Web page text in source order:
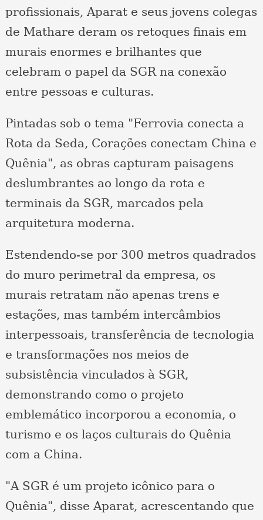
profissionais, Aparat e seus jovens colegas
de Mathare deram os retoques finais em
murais enormes e brilhantes que
celebram o papel da SGR na conexão
entre pessoas e culturas.
Pintadas sob o tema "Ferrovia conecta a
Rota da Seda, Corações conectam China e
Quênia", as obras capturam paisagens
deslumbrantes ao longo da rota e
terminais da SGR, marcados pela
arquitetura moderna.
Estendendo-se por 300 metros quadrados
do muro perimetral da empresa, os
murais retratam não apenas trens e
estações, mas também intercâmbios
interpessoais, transferência de tecnologia
e transformações nos meios de
subsistência vinculados à SGR,
demonstrando como o projeto
emblemático incorporou a economia, o
turismo e os laços culturais do Quênia
com a China.
"A SGR é um projeto icônico para o
Quênia", disse Aparat, acrescentando que